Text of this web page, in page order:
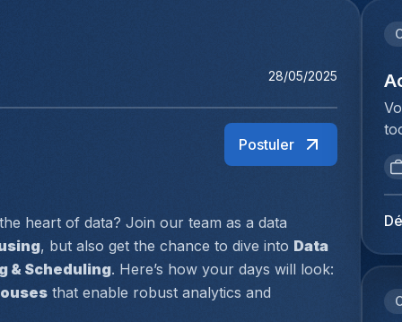
28/05/2025
Postuler
heart of data? Join our team as a data
, but also get the chance to dive into Data
& Scheduling. Here’s how your days will look:
that enable robust analytics and